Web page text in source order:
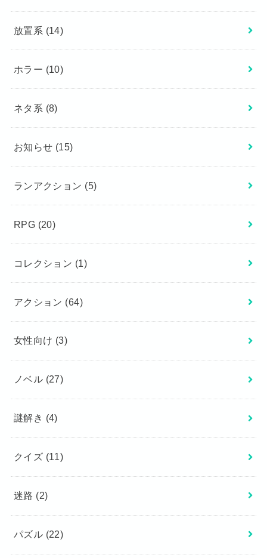
放置系 (14)
ホラー (10)
ネタ系 (8)
お知らせ (15)
ランアクション (5)
RPG (20)
コレクション (1)
アクション (64)
女性向け (3)
ノベル (27)
謎解き (4)
クイズ (11)
迷路 (2)
パズル (22)